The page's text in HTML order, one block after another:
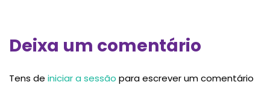
Deixa um comentário
Tens de iniciar a sessão para escrever um comentário